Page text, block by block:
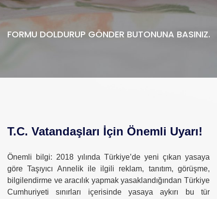
FORMU DOLDURUP GÖNDER BUTONUNA BASINIZ.
T.C. Vatandaşları İçin Önemli Uyarı!
Önemli bilgi: 2018 yılında Türkiye’de yeni çıkan yasaya
göre Taşıyıcı Annelik ile ilgili reklam, tanıtım, görüşme,
bilgilendirme ve aracılık yapmak yasaklandığından Türkiye
Cumhuriyeti sınırları içerisinde yasaya aykırı bu tür